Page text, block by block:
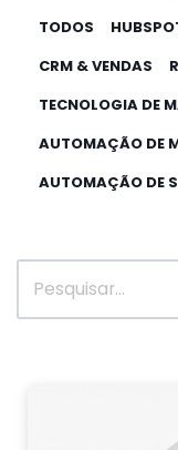
TODOS
CRM & VENDAS
TECNOLOGIA DE
AUTOMAÇÃO DE
AUTOMAÇÃO DE